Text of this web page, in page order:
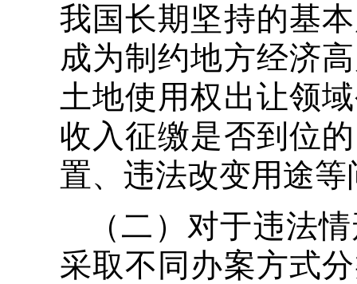
我国长期坚持的基
成为制约地方经济
土地使用权出让领
收入征缴是否到位
置、违法改变用途等
（二）对于违法
采取不同办案方式